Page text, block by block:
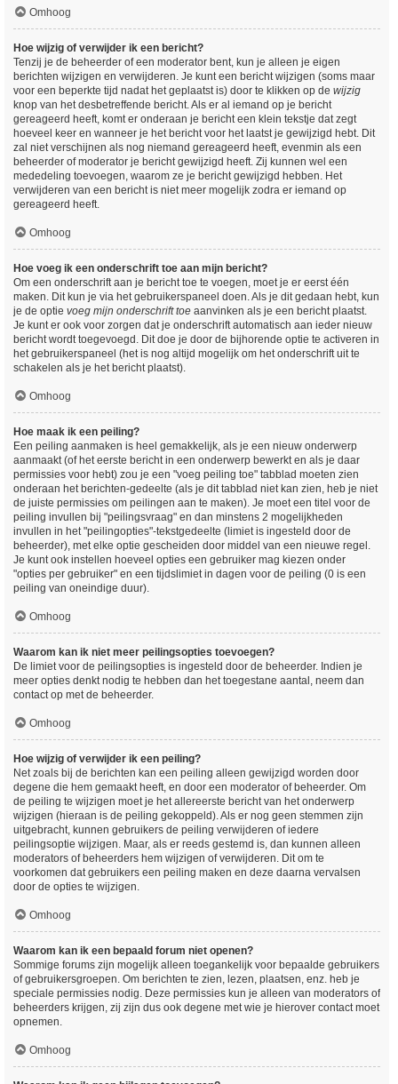
Omhoog
Hoe wijzig of verwijder ik een bericht?
Tenzij je de beheerder of een moderator bent, kun je alleen je eigen
berichten wijzigen en verwijderen. Je kunt een bericht wijzigen (soms maar
voor een beperkte tijd nadat het geplaatst is) door te klikken op de wijzig
knop van het desbetreffende bericht. Als er al iemand op je bericht
gereageerd heeft, komt er onderaan je bericht een klein tekstje dat zegt
hoeveel keer en wanneer je het bericht voor het laatst je gewijzigd hebt. Dit
zal niet verschijnen als nog niemand gereageerd heeft, evenmin als een
beheerder of moderator je bericht gewijzigd heeft. Zij kunnen wel een
mededeling toevoegen, waarom ze je bericht gewijzigd hebben. Het
verwijderen van een bericht is niet meer mogelijk zodra er iemand op
gereageerd heeft.
Omhoog
Hoe voeg ik een onderschrift toe aan mijn bericht?
Om een onderschrift aan je bericht toe te voegen, moet je er eerst één
maken. Dit kun je via het gebruikerspaneel doen. Als je dit gedaan hebt, kun
je de optie voeg mijn onderschrift toe aanvinken als je een bericht plaatst.
Je kunt er ook voor zorgen dat je onderschrift automatisch aan ieder nieuw
bericht wordt toegevoegd. Dit doe je door de bijhorende optie te activeren in
het gebruikerspaneel (het is nog altijd mogelijk om het onderschrift uit te
schakelen als je het bericht plaatst).
Omhoog
Hoe maak ik een peiling?
Een peiling aanmaken is heel gemakkelijk, als je een nieuw onderwerp
aanmaakt (of het eerste bericht in een onderwerp bewerkt en als je daar
permissies voor hebt) zou je een "voeg peiling toe" tabblad moeten zien
onderaan het berichten-gedeelte (als je dit tabblad niet kan zien, heb je niet
de juiste permissies om peilingen aan te maken). Je moet een titel voor de
peiling invullen bij "peilingsvraag" en dan minstens 2 mogelijkheden
invullen in het "peilingopties"-tekstgedeelte (limiet is ingesteld door de
beheerder), met elke optie gescheiden door middel van een nieuwe regel.
Je kunt ook instellen hoeveel opties een gebruiker mag kiezen onder
"opties per gebruiker" en een tijdslimiet in dagen voor de peiling (0 is een
peiling van oneindige duur).
Omhoog
Waarom kan ik niet meer peilingsopties toevoegen?
De limiet voor de peilingsopties is ingesteld door de beheerder. Indien je
meer opties denkt nodig te hebben dan het toegestane aantal, neem dan
contact op met de beheerder.
Omhoog
Hoe wijzig of verwijder ik een peiling?
Net zoals bij de berichten kan een peiling alleen gewijzigd worden door
degene die hem gemaakt heeft, en door een moderator of beheerder. Om
de peiling te wijzigen moet je het allereerste bericht van het onderwerp
wijzigen (hieraan is de peiling gekoppeld). Als er nog geen stemmen zijn
uitgebracht, kunnen gebruikers de peiling verwijderen of iedere
peilingsoptie wijzigen. Maar, als er reeds gestemd is, dan kunnen alleen
moderators of beheerders hem wijzigen of verwijderen. Dit om te
voorkomen dat gebruikers een peiling maken en deze daarna vervalsen
door de opties te wijzigen.
Omhoog
Waarom kan ik een bepaald forum niet openen?
Sommige forums zijn mogelijk alleen toegankelijk voor bepaalde gebruikers
of gebruikersgroepen. Om berichten te zien, lezen, plaatsen, enz. heb je
speciale permissies nodig. Deze permissies kun je alleen van moderators of
beheerders krijgen, zij zijn dus ook degene met wie je hierover contact moet
opnemen.
Omhoog